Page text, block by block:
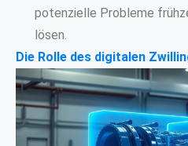
potenzielle Probleme
lösen.
Die Rolle des digitalen